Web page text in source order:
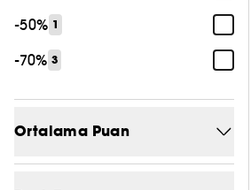
-50% 1
-70% 3
Ortalama Puan